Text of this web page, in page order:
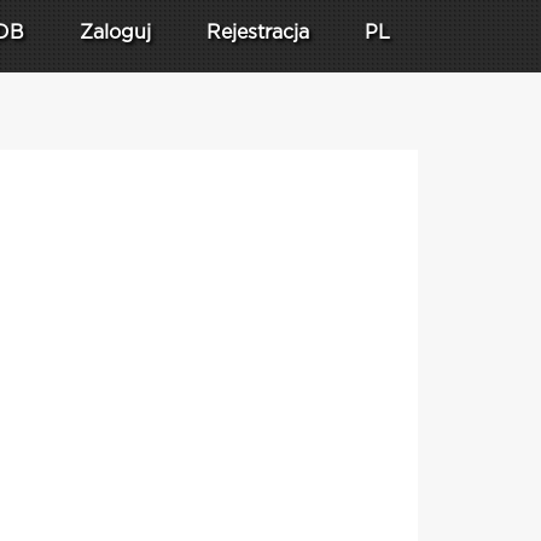
Zaloguj Rejestracja PL